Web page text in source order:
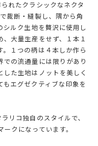
れたクラシックなネクタ
裁断・縫製し、隅から角
ルク生地を贅沢に使用し
大量生産をせず、１本１
１つの柄は４本しか作ら
の流通量には限りがあり
た生地はノットを美しく
エグゼクティブな印象を
リコ独自のスタイルで、
クになっています。